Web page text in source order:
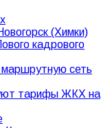
(Химки)
кадрового
маршрутную сеть
тарифы ЖКХ на